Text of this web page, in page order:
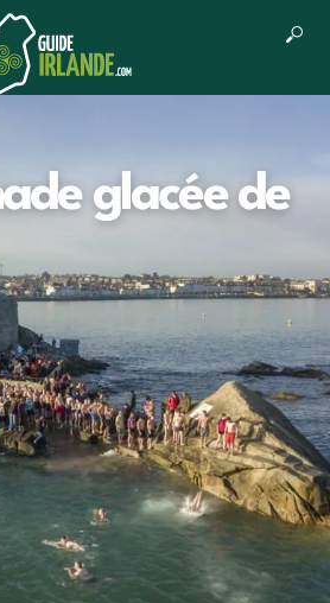
glacée de